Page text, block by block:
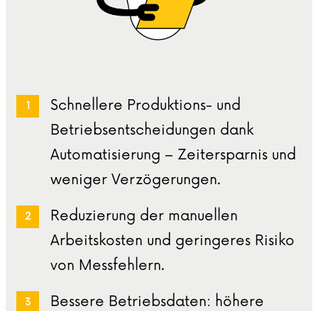
Schnellere Produktions- und
Betriebsentscheidungen dank
Automatisierung – Zeitersparnis und
weniger Verzögerungen.
Reduzierung der manuellen
Arbeitskosten und geringeres Risiko
von Messfehlern.
Bessere Betriebsdaten: höhere